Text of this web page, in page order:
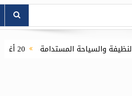
20 أغسطس.. انطلاق الدورة الثامنة لمعرض تكنولوجيا الليد ونظم الإضاءة الحديثة بالقاهرة الجديدة